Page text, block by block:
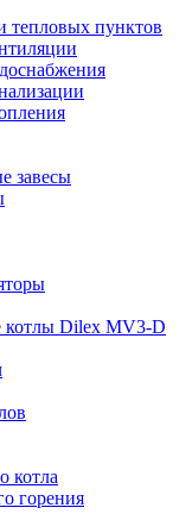
тепловых пунктов
завесы
котлы Dilex MV3-D
котла
горения